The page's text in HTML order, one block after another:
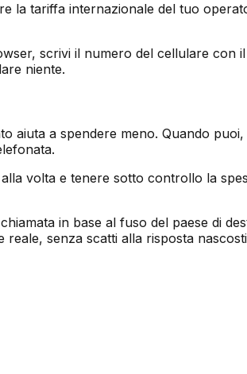
la tariffa internazionale del tuo
scrivi il numero del cellulare con
niente.
aiuta a spendere meno. Quando
volta e tenere sotto controllo la
in base al fuso del paese di
senza scatti alla risposta